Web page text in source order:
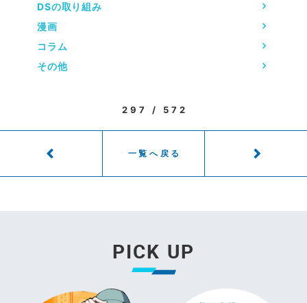
DSの取り組み
漫画
コラム
その他
297 / 572
一覧へ戻る
PICK UP